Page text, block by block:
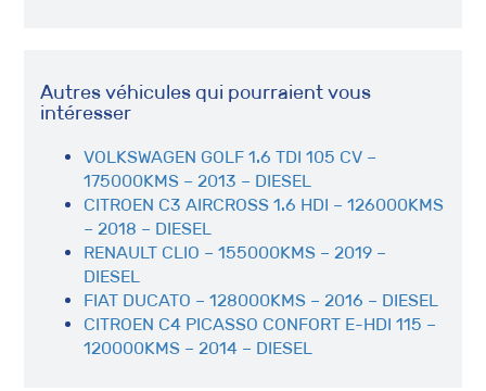
Autres véhicules qui pourraient vous
intéresser
VOLKSWAGEN GOLF 1.6 TDI 105 CV –
175000KMS – 2013 – DIESEL
CITROEN C3 AIRCROSS 1.6 HDI – 126000KMS
– 2018 – DIESEL
RENAULT CLIO – 155000KMS – 2019 –
DIESEL
FIAT DUCATO – 128000KMS – 2016 – DIESEL
CITROEN C4 PICASSO CONFORT E-HDI 115 –
120000KMS – 2014 – DIESEL